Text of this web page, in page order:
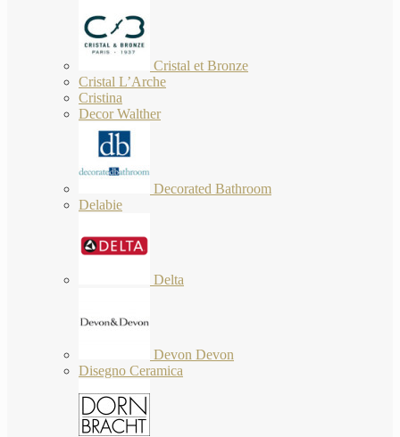
Cristal et Bronze
Cristal L’Arche
Cristina
Decor Walther
Decorated Bathroom
Delabie
Delta
Devon Devon
Disegno Ceramica